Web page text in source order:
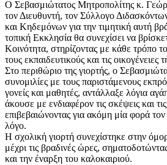
Ο Σεβασμιώτατος Μητροπολίτης κ.
τον Διευθυντή, τον Σύλλογο
και Κηδεμόνων για την τιμητική αυτή
τοπική Εκκλησία θα συνεχίσει να
Κοινότητα, στηρίζοντας με κάθε τρόπο
τους εκπαιδευτικούς και τις οικογένειες
Στο περιθώριο της γιορτής, ο
συνομιλίες με τους παριστάμενους
γονείς και μαθητές, αντάλλαξε λόγια
άκουσε με ενδιαφέρον τις σκέψεις και
επιβεβαιώνοντας για ακόμη μία φορά
λόγο.
Η σχολική γιορτή συνεχίστηκε στην
μέχρι τις βραδινές ώρες,
και την έναρξη του καλοκαιριού.